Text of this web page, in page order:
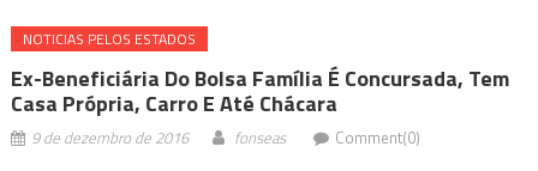
NOTICIAS PELOS ESTADOS
Ex-Beneficiária Do Bolsa Família É Concursada, Tem
Casa Própria, Carro E Até Chácara
9 de dezembro de 2016 fonseas Comment(0)